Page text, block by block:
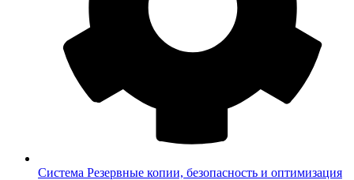
Система Резервные копии, безопасность и оптимизация